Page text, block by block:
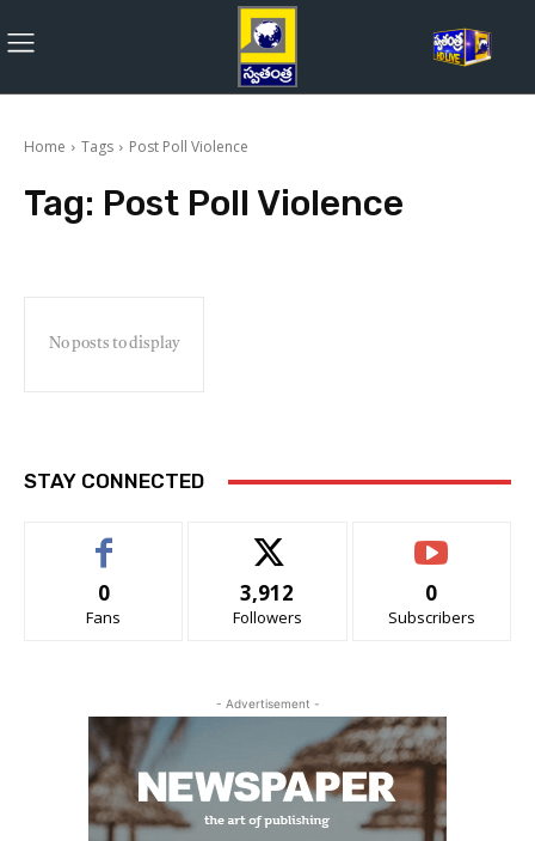
Home Tags Post Poll Violence
Tag: Post Poll Violence
No posts to display
STAY CONNECTED
0
Fans
3,912
Followers
0
Subscribers
- Advertisement -